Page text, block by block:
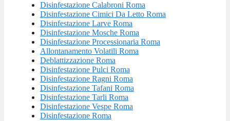
Disinfestazione Calabroni Roma
Disinfestazione Cimici Da Letto Roma
Disinfestazione Larve Roma
Disinfestazione Mosche Roma
Disinfestazione Processionaria Roma
Allontanamento Volatili Roma
Deblattizzazione Roma
Disinfestazione Pulci Roma
Disinfestazione Ragni Roma
Disinfestazione Tafani Roma
Disinfestazione Tarli Roma
Disinfestazione Vespe Roma
Disinfestazione Roma